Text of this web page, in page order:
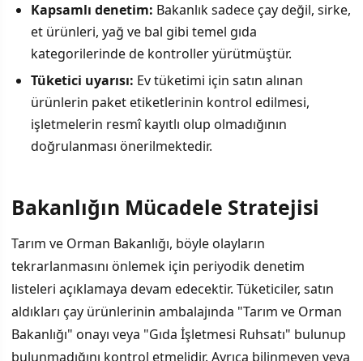
Kapsamlı denetim: Bakanlık sadece çay değil, sirke,
et ürünleri, yağ ve bal gibi temel gıda
kategorilerinde de kontroller yürütmüştür.
Tüketici uyarısı: Ev tüketimi için satın alınan
ürünlerin paket etiketlerinin kontrol edilmesi,
işletmelerin resmî kayıtlı olup olmadığının
doğrulanması önerilmektedir.
Bakanlığın Mücadele Stratejisi
Tarım ve Orman Bakanlığı, böyle olayların
tekrarlanmasını önlemek için periyodik denetim
listeleri açıklamaya devam edecektir. Tüketiciler, satın
aldıkları çay ürünlerinin ambalajında "Tarım ve Orman
Bakanlığı" onayı veya "Gıda İşletmesi Ruhsatı" bulunup
bulunmadığını kontrol etmelidir. Ayrıca bilinmeyen veya